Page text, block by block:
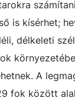
is kísérhet;
délkeleti
A
fok között